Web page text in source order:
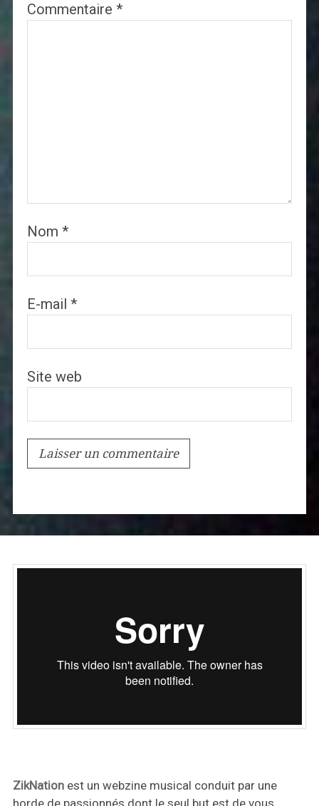
Commentaire *
Nom *
E-mail *
Site web
ZikNationest un webzine musical conduit par une
horde de passionnés dont le seul but est de vous